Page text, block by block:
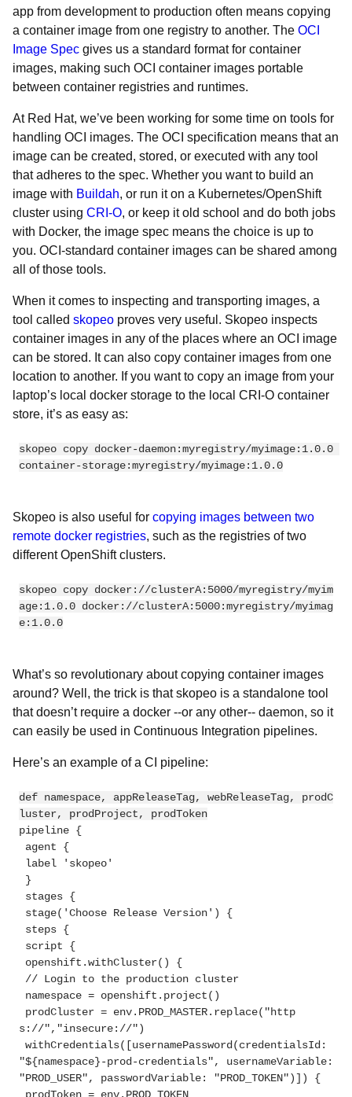
app from development to production often means copying
a container image from one registry to another. The OCI
Image Spec gives us a standard format for container
images, making such OCI container images portable
between container registries and runtimes.
At Red Hat, we’ve been working for some time on tools for
handling OCI images. The OCI specification means that an
image can be created, stored, or executed with any tool
that adheres to the spec. Whether you want to build an
image with Buildah, or run it on a Kubernetes/OpenShift
cluster using CRI-O, or keep it old school and do both jobs
with Docker, the image spec means the choice is up to
you. OCI-standard container images can be shared among
all of those tools.
When it comes to inspecting and transporting images, a
tool called skopeo proves very useful. Skopeo inspects
container images in any of the places where an OCI image
can be stored. It can also copy container images from one
location to another. If you want to copy an image from your
laptop’s local docker storage to the local CRI-O container
store, it’s as easy as:
skopeo copy docker-daemon:myregistry/myimage:1.0.0
container-storage:myregistry/myimage:1.0.0
Skopeo is also useful for copying images between two
remote docker registries, such as the registries of two
different OpenShift clusters.
skopeo copy docker://clusterA:5000/myregistry/myim
age:1.0.0 docker://clusterA:5000:myregistry/myimag
e:1.0.0
What’s so revolutionary about copying container images
around? Well, the trick is that skopeo is a standalone tool
that doesn’t require a docker --or any other-- daemon, so it
can easily be used in Continuous Integration pipelines.
Here’s an example of a CI pipeline:
def namespace, appReleaseTag, webReleaseTag, prodC
pipeline {
agent {
label 'skopeo'
}
stages {
stage('Choose Release Version') {
steps {
script {
openshift.withCluster() {
// Login to the production cluster
namespace = openshift.project()
s://","insecure://")
"${namespace}-prod-credentials", usernameVariable:
"PROD_USER", passwordVariable: "PROD_TOKEN")]) {